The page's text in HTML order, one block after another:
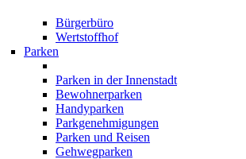
Bürgerbüro
Wertstoffhof
Parken
Parken in der Innenstadt
Bewohnerparken
Handyparken
Parkgenehmigungen
Parken und Reisen
Gehwegparken